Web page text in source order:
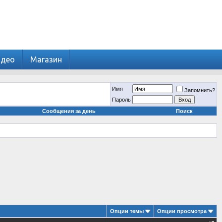
Магазин
Имя
Запомнить?
Пароль
Сообщения за день
Поиск
Опции темы
Опции просмотра